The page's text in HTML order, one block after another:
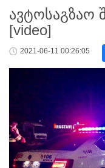
ავტოსაგზაო
[video]
2021-06-11 00:26:05